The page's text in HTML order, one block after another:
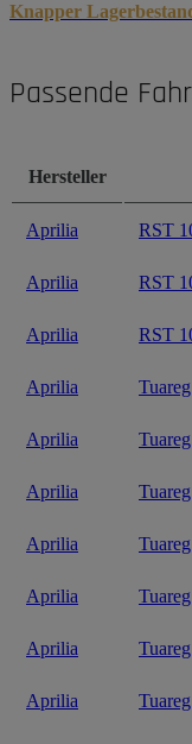
Knapper
Passende
Hersteller
Aprilia RST
Aprilia RST
Aprilia RST
Aprilia
Aprilia
Aprilia
Aprilia
Aprilia
Aprilia
Aprilia